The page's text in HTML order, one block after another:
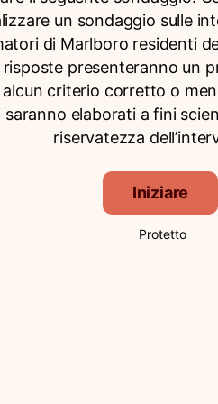
un sondaggio sulle
di Marlboro residenti
presenteranno un
criterio corretto o
saranno elaborati a fini
riservatezza
Iniziare
Protetto